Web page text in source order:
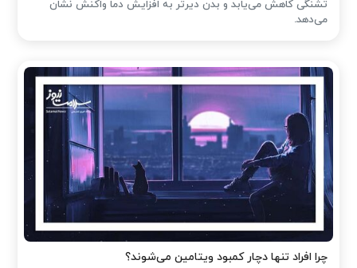
تشنگی کاهش می‌یابد و بدن دیرتر به افزایش دما واکنش نشان
می‌دهد.
چرا افراد تنها دچار کمبود ویتامین می‌شوند؟